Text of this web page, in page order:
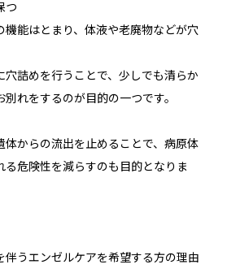
つ
機能はとまり、体液や老廃物などが穴
穴詰めを行うことで、少しでも清らか
れをするのが目的の一つです。
体からの流出を止めることで、病原体
る危険性を減らすのも目的となりま
伴うエンゼルケアを希望する方の理由